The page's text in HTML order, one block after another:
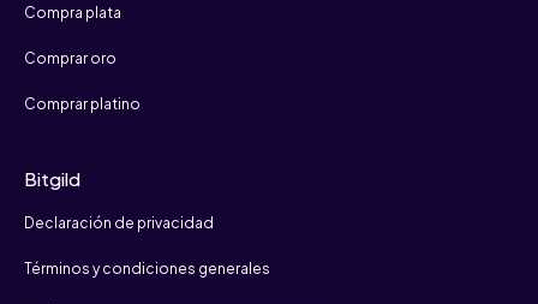
Compra plata
Comprar oro
Comprar platino
Bitgild
Declaración de privacidad
Términos y condiciones generales